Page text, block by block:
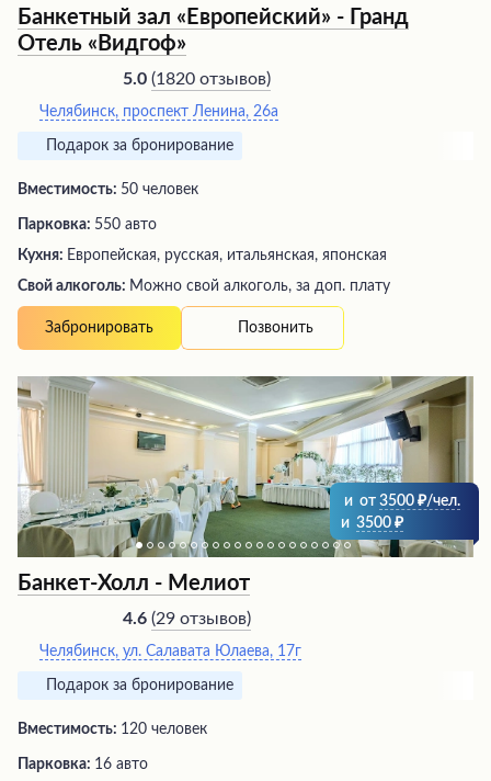
Банкетный зал «Европейский» - Гранд
Отель «Видгоф»
5.0 (1820 отзывов)
Челябинск, проспект Ленина, 26а
Подарок за бронирование
Вместимость: 50 человек
Парковка: 550 авто
Кухня: Европейская, русская, итальянская, японская
Свой алкоголь: Можно свой алкоголь, за доп. плату
Забронировать Позвонить
и от 3500
/чел.
и 3500
Банкет-Холл - Мелиот
4.6 (29 отзывов)
Челябинск, ул. Салавата Юлаева, 17г
Подарок за бронирование
Вместимость: 120 человек
Парковка: 16 авто